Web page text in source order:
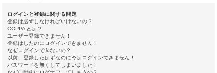
ログインと登録に関する問題
登録は必ずしなければいけないの？
COPPA とは？
ユーザー登録できません！
登録はしたのにログインできません！
なぜログインできないの？
以前、登録したはずなのに今はログインできません！
パスワードを無くしてしまいました！